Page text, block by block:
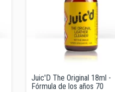
Juic'D The Original 18ml -
Fórmula de los años 70